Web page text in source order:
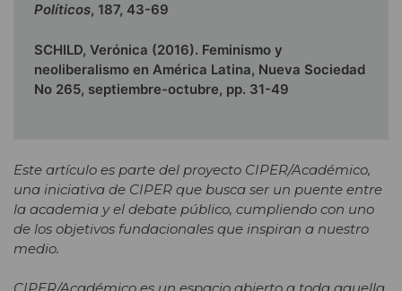
Políticos, 187, 43-69
SCHILD, Verónica (2016). Feminismo y
neoliberalismo en América Latina, Nueva Sociedad
No 265, septiembre-octubre, pp. 31-49
Este artículo es parte del proyecto CIPER/Académico,
una iniciativa de CIPER que busca ser un puente entre
la academia y el debate público, cumpliendo con uno
de los objetivos fundacionales que inspiran a nuestro
medio.